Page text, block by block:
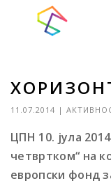
11.07.2014 |
ЦПН 10. јула
четвртком“ на
европски фонд